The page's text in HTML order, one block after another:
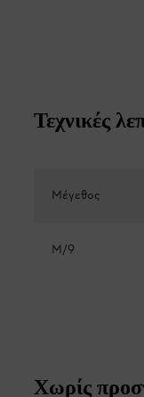
Τεχνικές
Μέγεθος
M/9
Χωρίς